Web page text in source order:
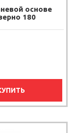
основе
180